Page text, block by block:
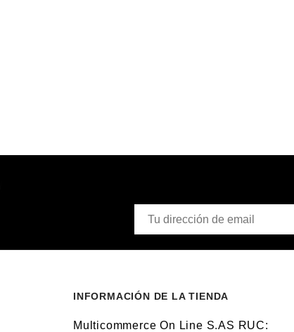
INFORMACIÓN DE LA TIENDA
Multicommerce On Line S.AS RUC: